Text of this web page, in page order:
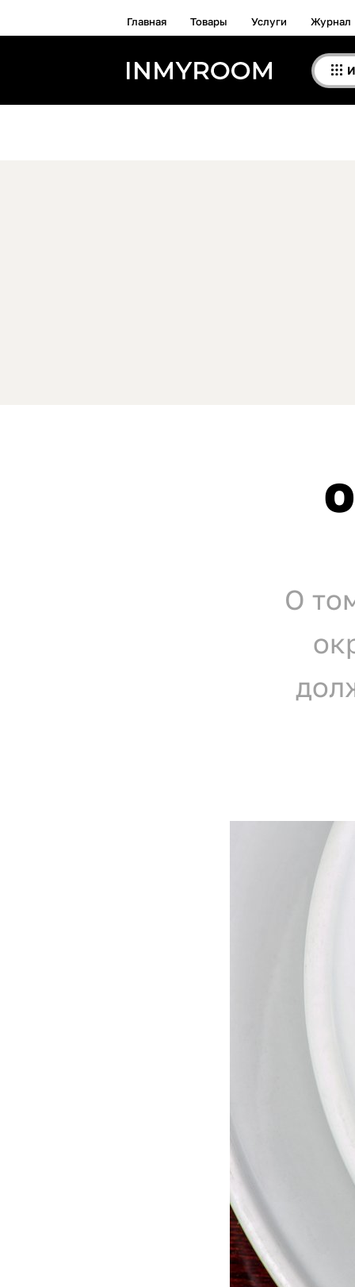
Главная Товары Услуги Журнал
О